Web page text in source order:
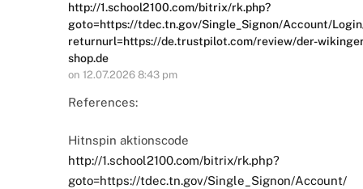
http://1.school2100.com/bitrix/rk.php?
goto=https://tdec.tn.gov/Single_Signon/Account/
returnurl=https://de.trustpilot.com/review/der-
shop.de
on 12.07.2026 8:43 pm
References:
Hitnspin aktionscode
http://1.school2100.com/bitrix/rk.php?
goto=https://tdec.tn.gov/Single_Signon/Account/